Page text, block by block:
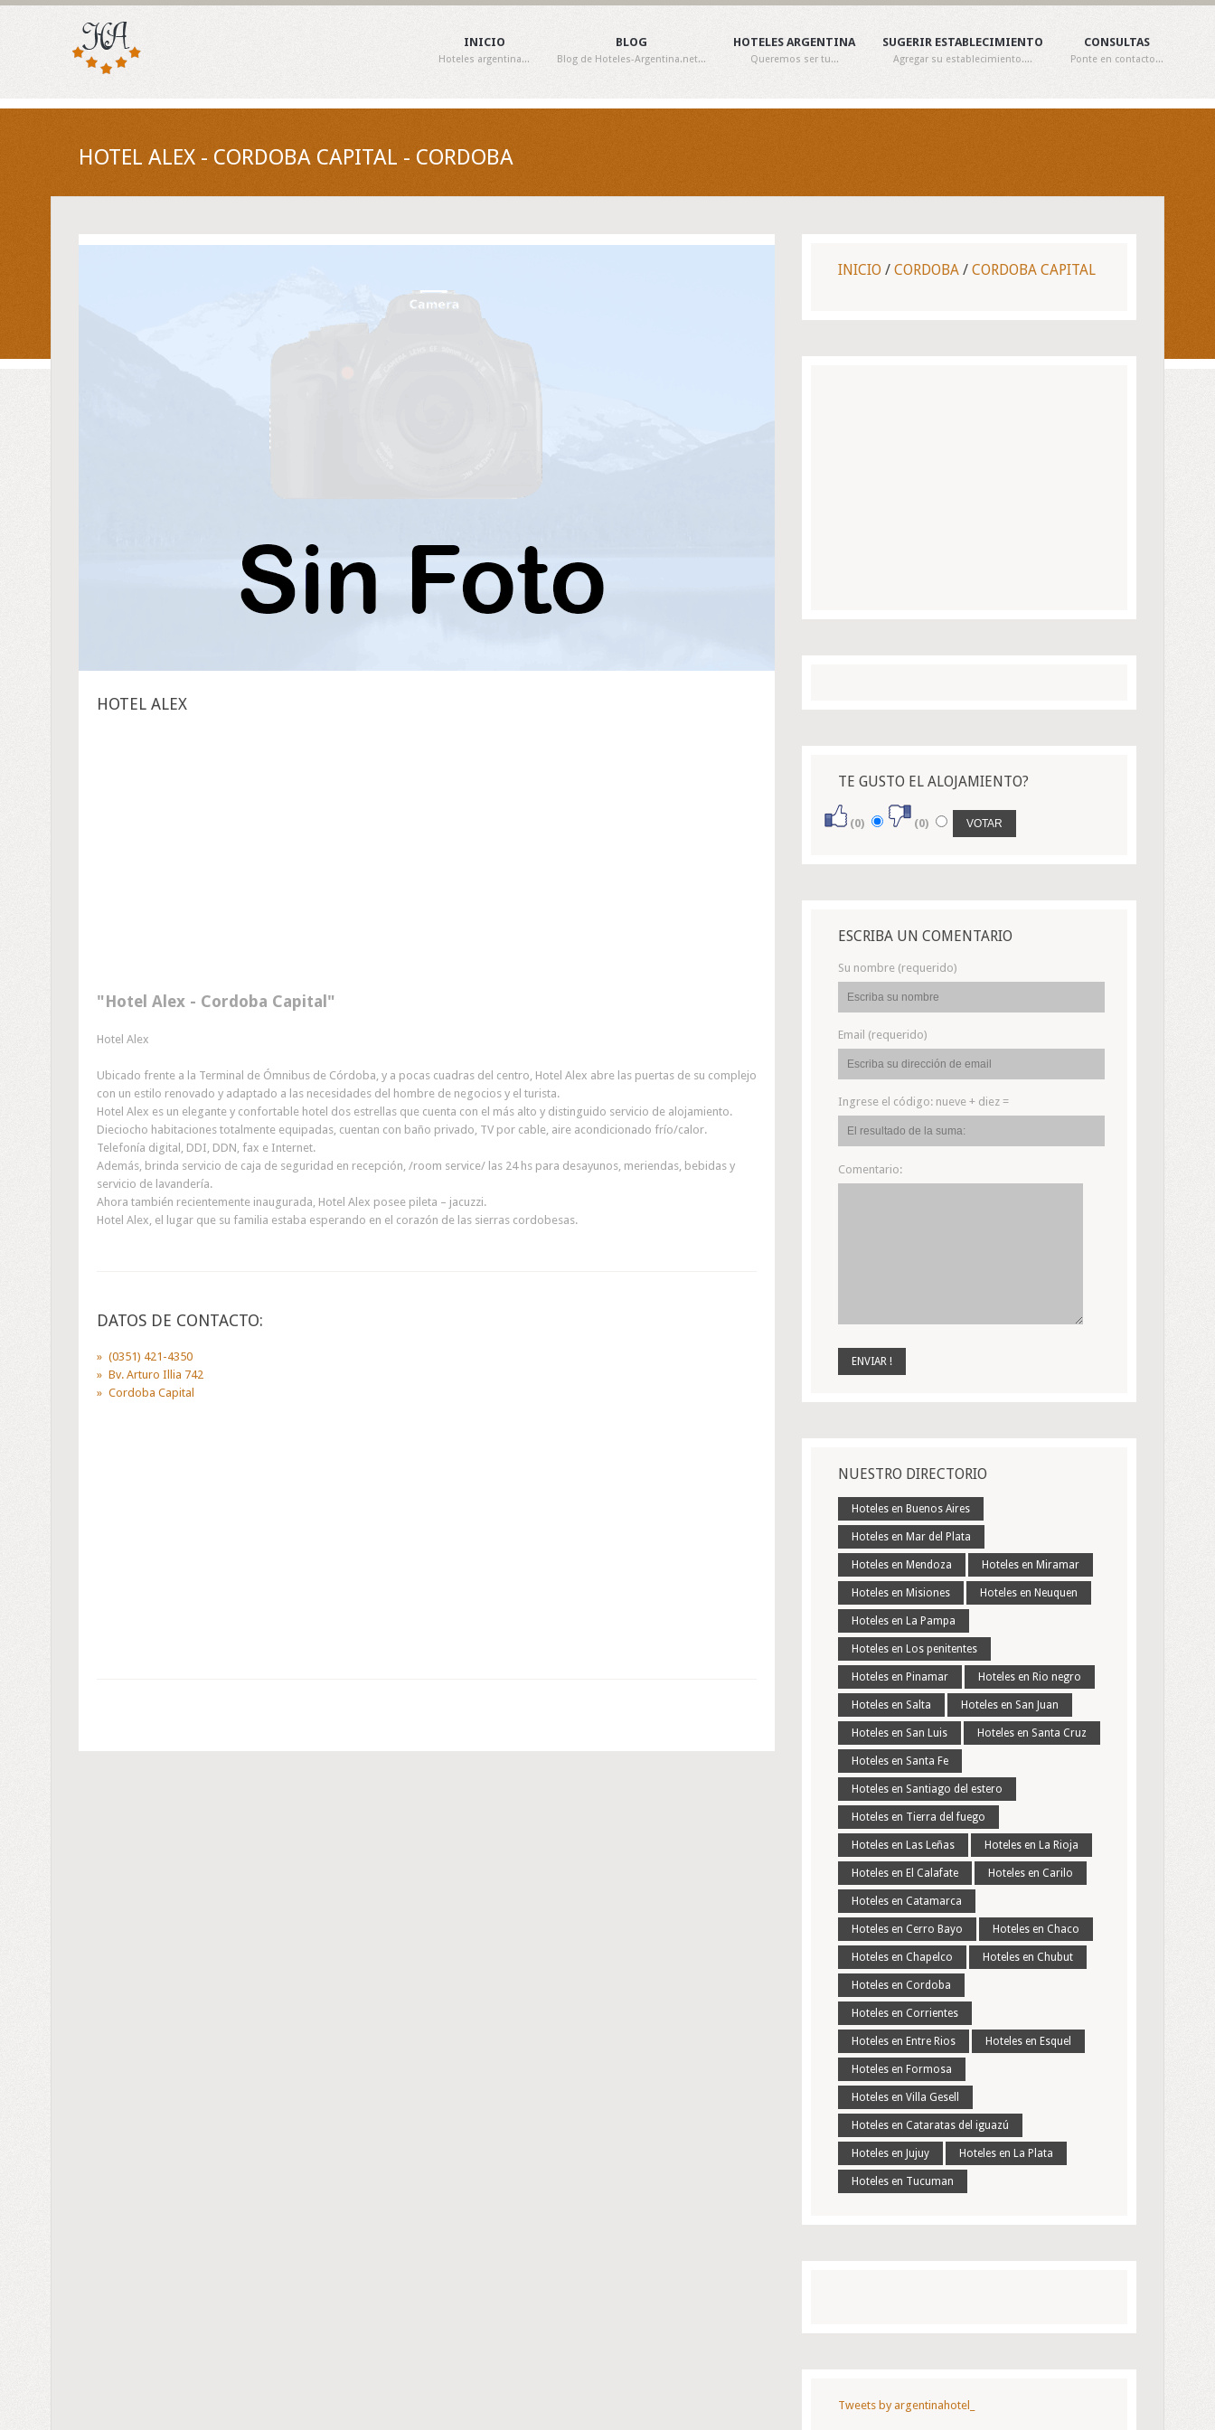
INICIO
Hoteles argentina...
BLOG
Blog de Hoteles-Argentina.net...
HOTELES ARGENTINA
Queremos ser tu...
SUGERIR ESTABLECIMIENTO
Agregar su establecimiento....
CONSULTAS
Ponte en contacto...
HOTEL ALEX - CORDOBA CAPITAL - CORDOBA
HOTEL ALEX
Hotel Alex - Cordoba Capital
Hotel Alex
Ubicado frente a la Terminal de Ómnibus de Córdoba, y a pocas cuadras del centro, Hotel Alex abre las puertas de su complejo
con un estilo renovado y adaptado a las necesidades del hombre de negocios y el turista.
Hotel Alex es un elegante y confortable hotel dos estrellas que cuenta con el más alto y distinguido servicio de alojamiento.
Dieciocho habitaciones totalmente equipadas, cuentan con baño privado, TV por cable, aire acondicionado frío/calor.
Telefonía digital, DDI, DDN, fax e Internet.
Además, brinda servicio de caja de seguridad en recepción, /room service/ las 24 hs para desayunos, meriendas, bebidas y
servicio de lavandería.
Ahora también recientemente inaugurada, Hotel Alex posee pileta – jacuzzi.
Hotel Alex, el lugar que su familia estaba esperando en el corazón de las sierras cordobesas.
DATOS DE CONTACTO:
(0351) 421-4350
Bv. Arturo Illia 742
Cordoba Capital
INICIO / CORDOBA / CORDOBA CAPITAL
TE GUSTO EL ALOJAMIENTO?
(0) (0)
ESCRIBA UN COMENTARIO
Su nombre (requerido)
Email (requerido)
Ingrese el código: nueve + diez =
Comentario:
NUESTRO DIRECTORIO
Hoteles en Buenos Aires
Hoteles en Mar del Plata
Hoteles en Mendoza Hoteles en Miramar
Hoteles en Misiones Hoteles en Neuquen
Hoteles en La Pampa
Hoteles en Los penitentes
Hoteles en Pinamar Hoteles en Rio negro
Hoteles en Salta Hoteles en San Juan
Hoteles en San Luis Hoteles en Santa Cruz
Hoteles en Santa Fe
Hoteles en Santiago del estero
Hoteles en Tierra del fuego
Hoteles en Las Leñas Hoteles en La Rioja
Hoteles en El Calafate Hoteles en Carilo
Hoteles en Catamarca
Hoteles en Cerro Bayo Hoteles en Chaco
Hoteles en Chapelco Hoteles en Chubut
Hoteles en Cordoba
Hoteles en Corrientes
Hoteles en Entre Rios Hoteles en Esquel
Hoteles en Formosa
Hoteles en Villa Gesell
Hoteles en Cataratas del iguazú
Hoteles en Jujuy Hoteles en La Plata
Hoteles en Tucuman
Tweets by argentinahotel_